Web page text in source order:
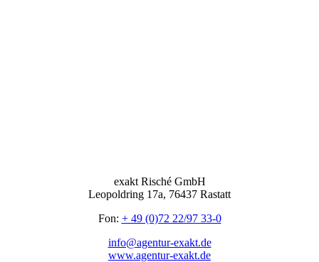
exakt Risché GmbH
Leopoldring 17a, 76437 Rastatt
Fon: + 49 (0)72 22/97 33-0
info@agentur-exakt.de
www.agentur-exakt.de